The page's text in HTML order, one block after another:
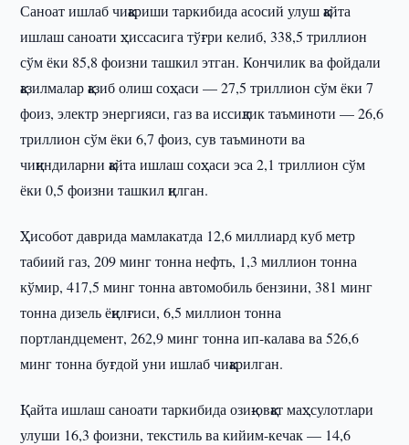
Саноат ишлаб чиқариши таркибида асосий улуш қайта
ишлаш саноати ҳиссасига тўғри келиб, 338,5 триллион
сўм ёки 85,8 фоизни ташкил этган. Кончилик ва фойдали
қазилмалар қазиб олиш соҳаси — 27,5 триллион сўм ёки 7
фоиз, электр энергияси, газ ва иссиқлик таъминоти — 26,6
триллион сўм ёки 6,7 фоиз, сув таъминоти ва
чиқиндиларни қайта ишлаш соҳаси эса 2,1 триллион сўм
ёки 0,5 фоизни ташкил қилган.
Ҳисобот даврида мамлакатда 12,6 миллиард куб метр
табиий газ, 209 минг тонна нефть, 1,3 миллион тонна
кўмир, 417,5 минг тонна автомобиль бензини, 381 минг
тонна дизель ёқилғиси, 6,5 миллион тонна
портландцемент, 262,9 минг тонна ип-калава ва 526,6
минг тонна буғдой уни ишлаб чиқарилган.
Қайта ишлаш саноати таркибида озиқ-овқат маҳсулотлари
улуши 16,3 фоизни, текстиль ва кийим-кечак — 14,6